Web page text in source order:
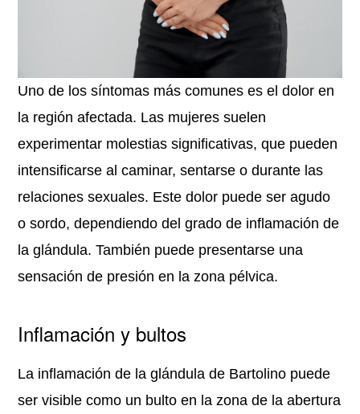
Uno de los síntomas más comunes es el dolor en
la región afectada. Las mujeres suelen
experimentar molestias significativas, que pueden
intensificarse al caminar, sentarse o durante las
relaciones sexuales. Este dolor puede ser agudo
o sordo, dependiendo del grado de inflamación de
la glándula. También puede presentarse una
sensación de presión en la zona pélvica.
Inflamación y bultos
La inflamación de la glándula de Bartolino puede
ser visible como un bulto en la zona de la abertura